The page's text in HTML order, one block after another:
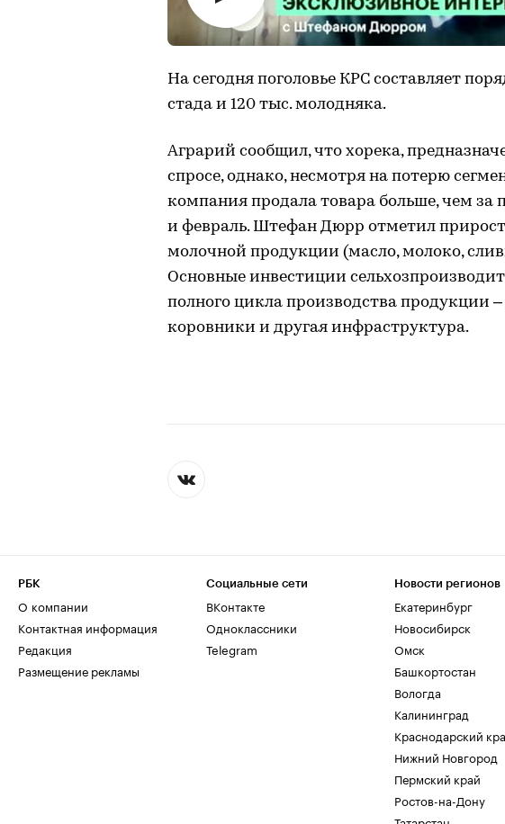
На сегодня поголовье КРС составляет
стада и 120 тыс. молодняка.
Аграрий сообщил, что хорека,
спросе, однако, несмотря на потерю
компания продала товара больше, чем
и февраль. Штефан Дюрр отметил
молочной продукции (масло, молоко,
Основные инвестиции
полного цикла производства продукции
коровники и другая инфраструктура.
РБК
О компании
Контактная информация
Редакция
Размещение рекламы
Социальные сети
ВКонтакте
Одноклассники
Telegram
Новости регионов
Екатеринбург
Новосибирск
Омск
Башкортостан
Вологда
Калининград
Краснодарский
Нижний Новгород
Пермский край
Ростов-на-Дону